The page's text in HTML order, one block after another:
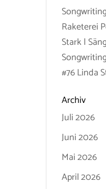
Raketerei
Stark |
#76 Linda
Archiv
Juli 2026
Juni 2026
Mai 2026
April 2026